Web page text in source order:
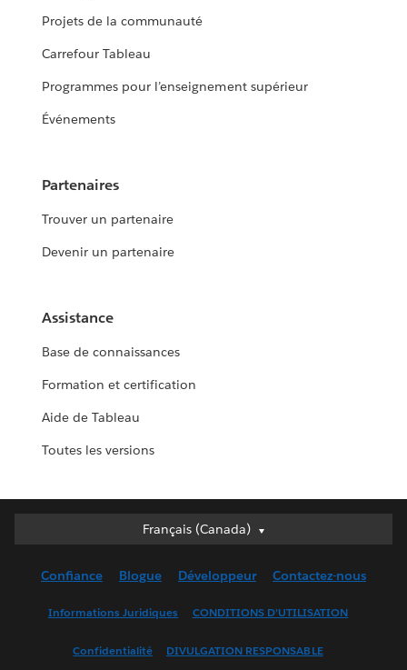
Projets de la communauté
Carrefour Tableau
Programmes pour l’enseignement supérieur
Événements
Partenaires
Trouver un partenaire
Devenir un partenaire
Assistance
Base de connaissances
Formation et certification
Aide de Tableau
Toutes les versions
Français (Canada)
Français (Canada)
English (UK)
Français (France)
Confiance Blogue Développeur Contactez-nous
Informations Juridiques CONDITIONS D’UTILISATION
Confidentialité DIVULGATION RESPONSABLE